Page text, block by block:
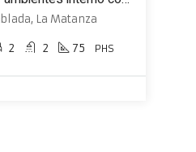
La Matanza
2 2 75 PHS